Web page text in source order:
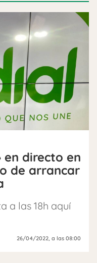
en directo en
de arrancar
a las 18h aquí
26/04/2022, a las 08:00